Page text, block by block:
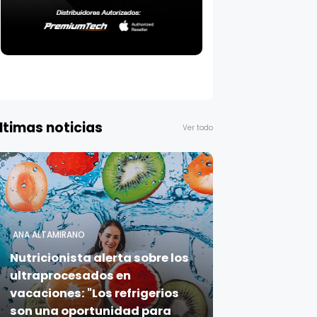
ANA ALTAMIRANO
Nutricionista alerta sobre los
ultraprocesados en
vacaciones: "Los refrigerios
son una oportunidad para